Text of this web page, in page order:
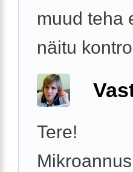
muud teha
näitu
Tere!